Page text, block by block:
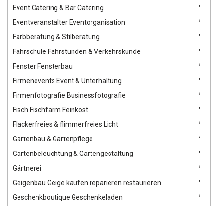
Event Catering & Bar Catering
Eventveranstalter Eventorganisation
Farbberatung & Stilberatung
Fahrschule Fahrstunden & Verkehrskunde
Fenster Fensterbau
Firmenevents Event & Unterhaltung
Firmenfotografie Businessfotografie
Fisch Fischfarm Feinkost
Flackerfreies & flimmerfreies Licht
Gartenbau & Gartenpflege
Gartenbeleuchtung & Gartengestaltung
Gärtnerei
Geigenbau Geige kaufen reparieren restaurieren
Geschenkboutique Geschenkeladen